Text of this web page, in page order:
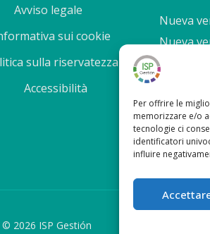
Per offrire le
memorizzare e/o
tecnologie ci
identificatori
influire
Avviso legale
sui cookie
sulla riservatezza
Accessibilità
Nueva
Nueva
Nueva
5.13
2026 ISP Gestión